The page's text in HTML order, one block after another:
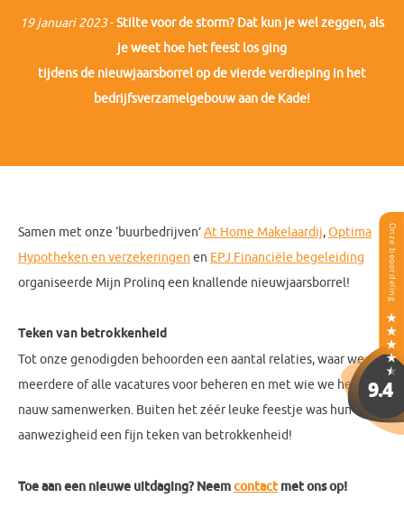
19 januari 2023-Stilte voor de storm? Dat kun je wel zeggen, als
je weet hoe het feest los ging
tijdens de nieuwjaarsborrel op de vierde verdieping in het
bedrijfsverzamelgebouw aan de Kade!
Samen met onze ‘buurbedrijven’At Home Makelaardij,Optima
Hypotheken en verzekeringen en EPJ Financiële begeleiding
organiseerde Mijn Prolinq een knallende nieuwjaarsborrel!
Teken van betrokkenheid
Tot onze genodigden behoorden een aantal relaties, waar we
meerdere of alle vacatures voor beheren en met wie we heel
nauw samenwerken. Buiten het zéér leuke feestje was hun
aanwezigheid een fijn teken van betrokkenheid!
Toe aan een nieuwe uitdaging? Neemcontact met ons op!